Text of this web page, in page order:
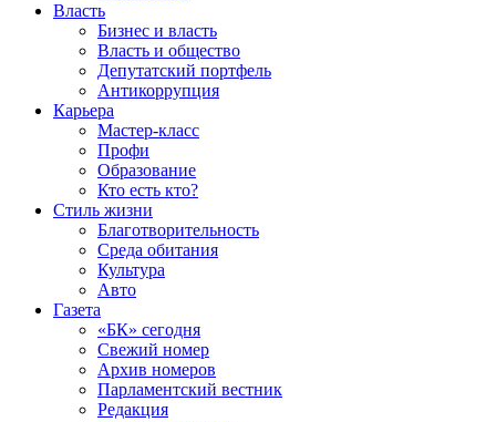
Власть
Бизнес и власть
Власть и общество
Депутатский портфель
Антикоррупция
Карьера
Мастер-класс
Профи
Образование
Кто есть кто?
Стиль жизни
Благотворительность
Среда обитания
Культура
Авто
Газета
«БК» сегодня
Свежий номер
Архив номеров
Парламентский вестник
Редакция